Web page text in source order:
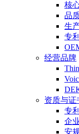
核
品
生
专
经营品牌
资质与证
专
企
安